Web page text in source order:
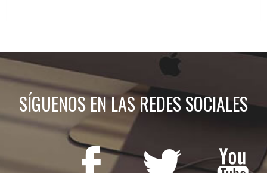
SÍGUENOS EN LAS REDES SOCIALES